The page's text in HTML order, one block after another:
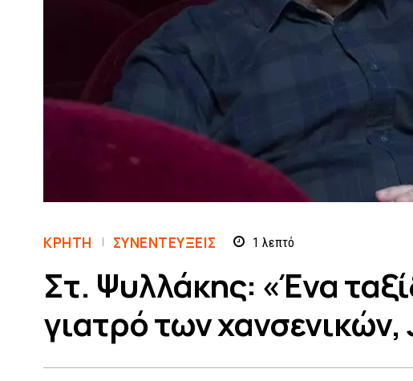
ΚΡΗΤΗ ΣΥΝΕΝΤΕΎΞΕΙΣ 1 λεπτό
Στ. Ψυλλάκης: «Ένα
γιατρό των